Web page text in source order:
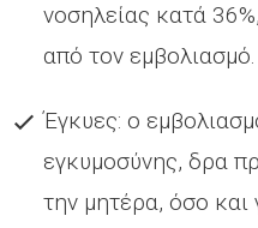
νοσηλείας κατά
από τον εμβολιασμό.
Έγκυες: ο
εγκυμοσύνης, δρα
την μητέρα, όσο και